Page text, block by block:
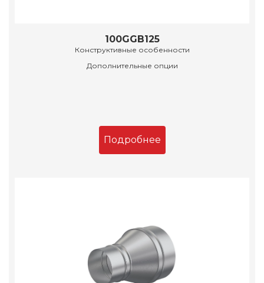
100GGB125
Конструктивные особенности
Дополнительные опции
Подробнее